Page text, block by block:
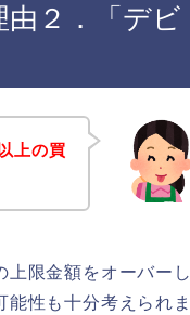
２．「デビ
上の買
上限金額をオーバーし
性も十分考えられま